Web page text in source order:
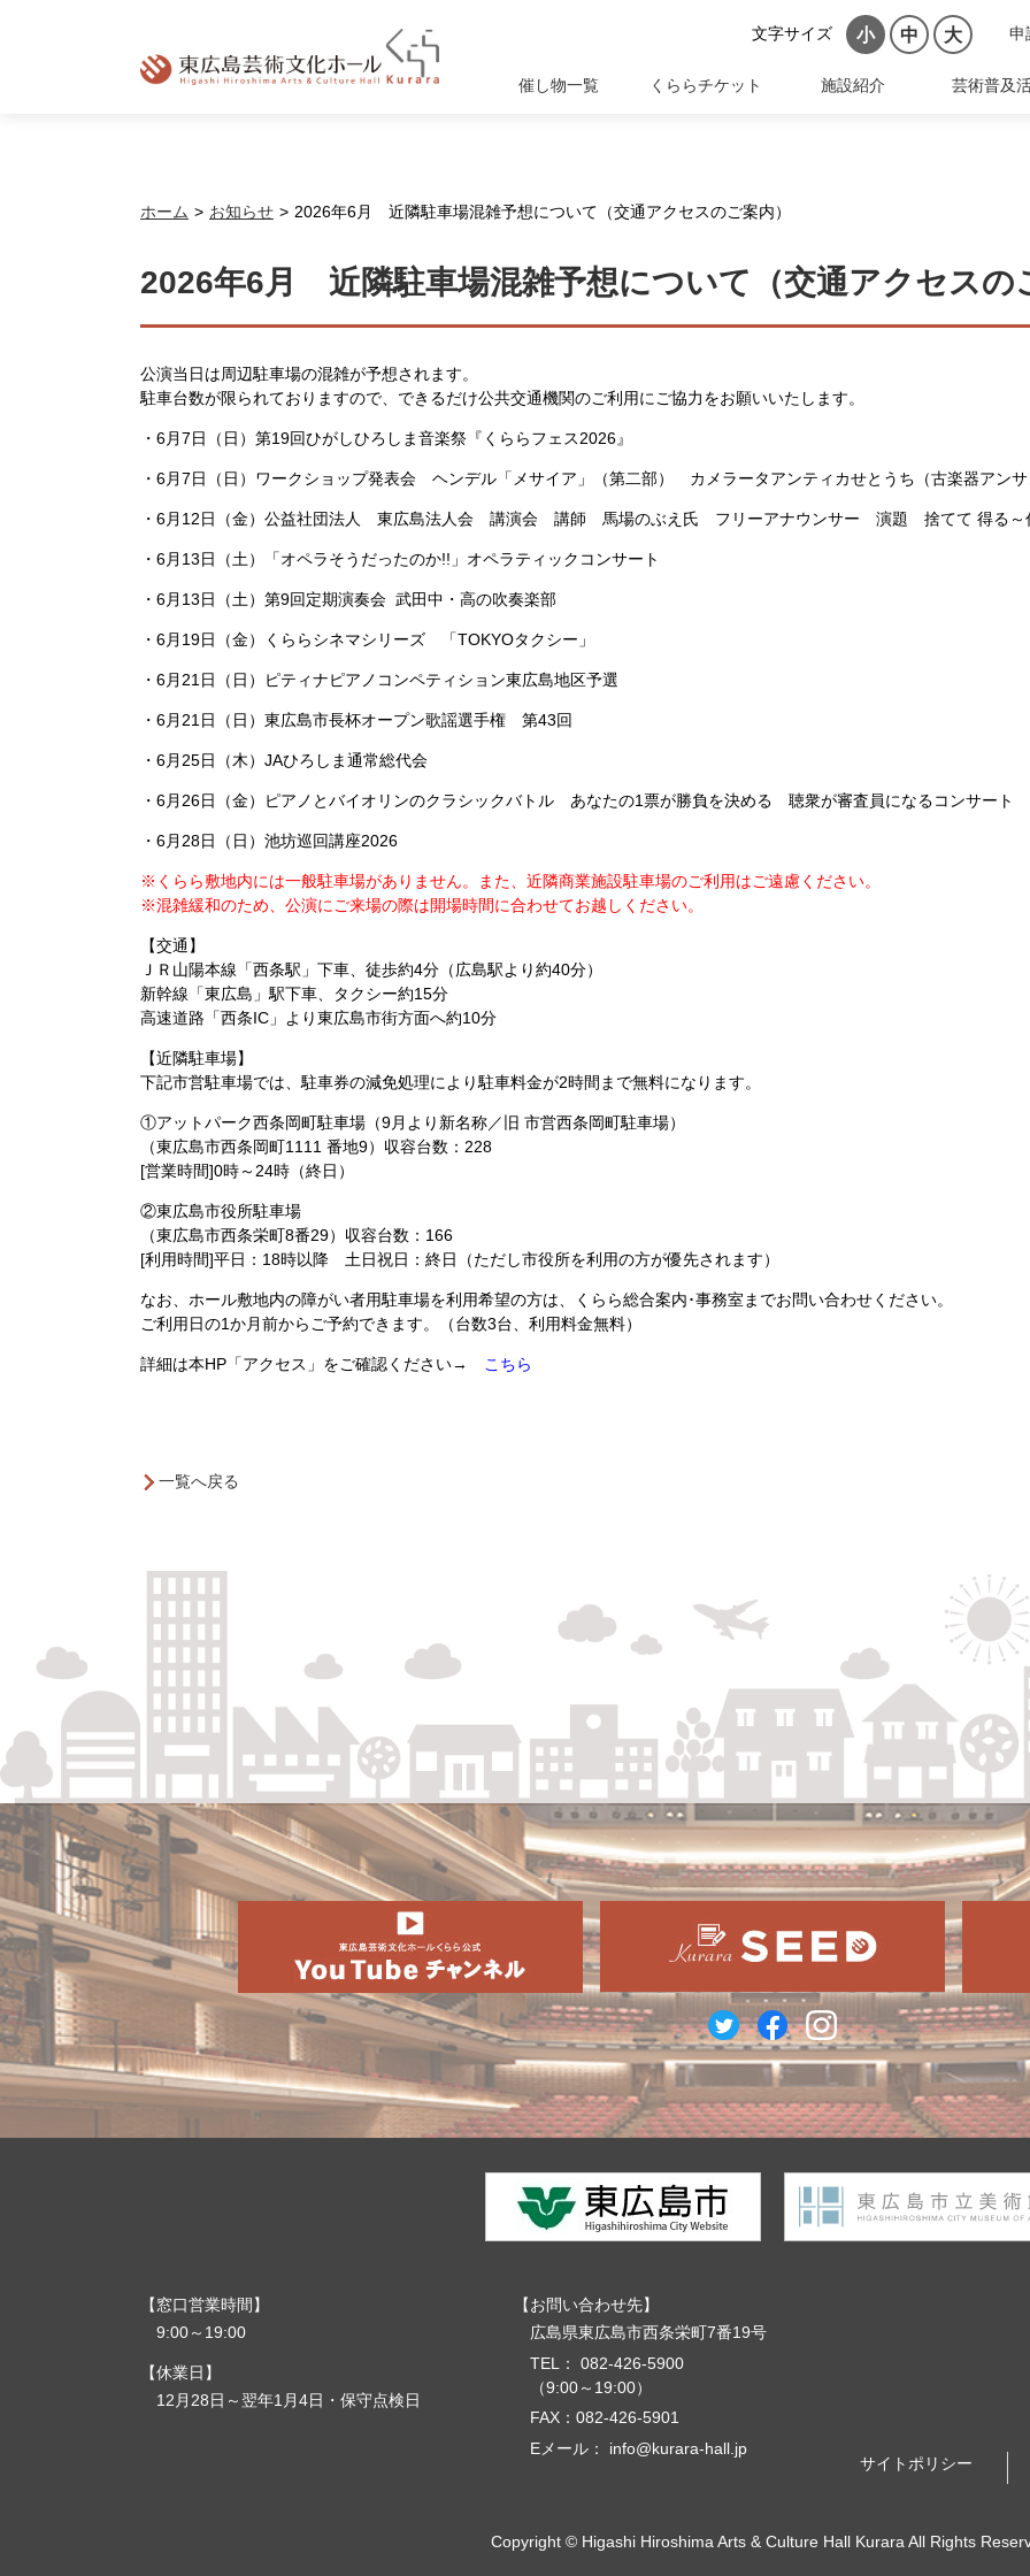
文字サイズ 小 中 大 申
催し物一覧 くららチケット 施設紹介 芸術普及
ホーム お知らせ 2026年6月 近隣駐車場混雑予想について（交通アクセスのご案内）
2026年6月 近隣駐車場混雑予想について（交通アクセスの
公演当日は周辺駐車場の混雑が予想されます。
駐車台数が限られておりますので、できるだけ公共交通機関のご利用にご協力をお願いいたします。
・6月7日（日） 第19回ひがしひろしま音楽祭『くららフェス2026』
・6月7日（日） ワークショップ発表会 ヘンデル「メサイア」（第二部） カメラータアンティカせとうち（古楽器アンサ
・6月12日（金） 公益社団法人 東広島法人会 講演会 講師 馬場のぶえ氏 フリーアナウンサー 演題 捨てて 得る～
・6月13日（土）「オペラそうだったのか!!」オペラティックコンサート
・6月13日（土）第9回定期演奏会 武田中・高の吹奏楽部
・6月19日（金）くららシネマシリーズ 「TOKYOタクシー」
・6月21日（日）ピティナピアノコンペティション東広島地区予選
・6月21日（日）東広島市長杯オープン歌謡選手権 第43回
・6月25日（木）JAひろしま通常総代会
・6月26日（金）ピアノとバイオリンのクラシックバトル あなたの1票が勝負を決める 聴衆が審査員になるコンサート
・6月28日（日）池坊巡回講座2026
※くらら敷地内には一般駐車場がありません。また、近隣商業施設駐車場のご利用はご遠慮ください。
※混雑緩和のため、公演にご来場の際は開場時間に合わせてお越しください。
【交通】
ＪＲ山陽本線「西条駅」下車、徒歩約4分（広島駅より約40分）
新幹線「東広島」駅下車、タクシー約15分
高速道路「西条IC」より東広島市街方面へ約10分
【近隣駐車場】
下記市営駐車場では、駐車券の減免処理により駐車料金が2時間まで無料になります。
①アットパーク西条岡町駐車場（9月より新名称／旧 市営西条岡町駐車場）
（東広島市西条岡町1111 番地9）収容台数：228
[営業時間]0時～24時（終日）
②東広島市役所駐車場
（東広島市西条栄町8番29）収容台数：166
[利用時間]平日：18時以降 土日祝日：終日（ただし市役所を利用の方が優先されます）
なお、ホール敷地内の障がい者用駐車場を利用希望の方は、くらら総合案内･事務室までお問い合わせください。
ご利用日の1か月前からご予約できます。（台数3台、利用料金無料）
詳細は本HP「アクセス」をご確認ください→ こちら
一覧へ戻る
窓口営業時間
9:00～19:00
休業日
12月28日～翌年1月4日・保守点検日
お問い合わせ先
広島県東広島市西条栄町7番19号
TEL：
082-426-5900
（9:00～19:00）
FAX：082-426-5901
Eメール：
info@kurara-hall.jp
サイトポリシー
Copyright © Higashi Hiroshima Arts & Culture Hall Kurara All Rights